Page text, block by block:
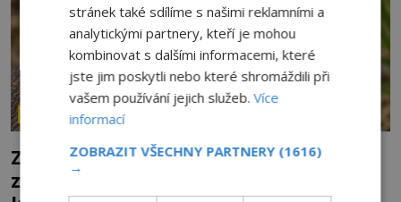
ZÁHADY HISTORIE
Zrod legend o válečné lsti: Opravdu na
zmatení nepřítele vypouštěli vypasené
stránek také sdílíme s našimi reklamními a
analytickými partnery, kteří je mohou
kombinovat s dalšími informacemi, které
jste jim poskytli nebo které shromáždili při
vašem používání jejich služeb.Více
informací
ZOBRAZIT VŠECHNY PARTNERY (1616)
→